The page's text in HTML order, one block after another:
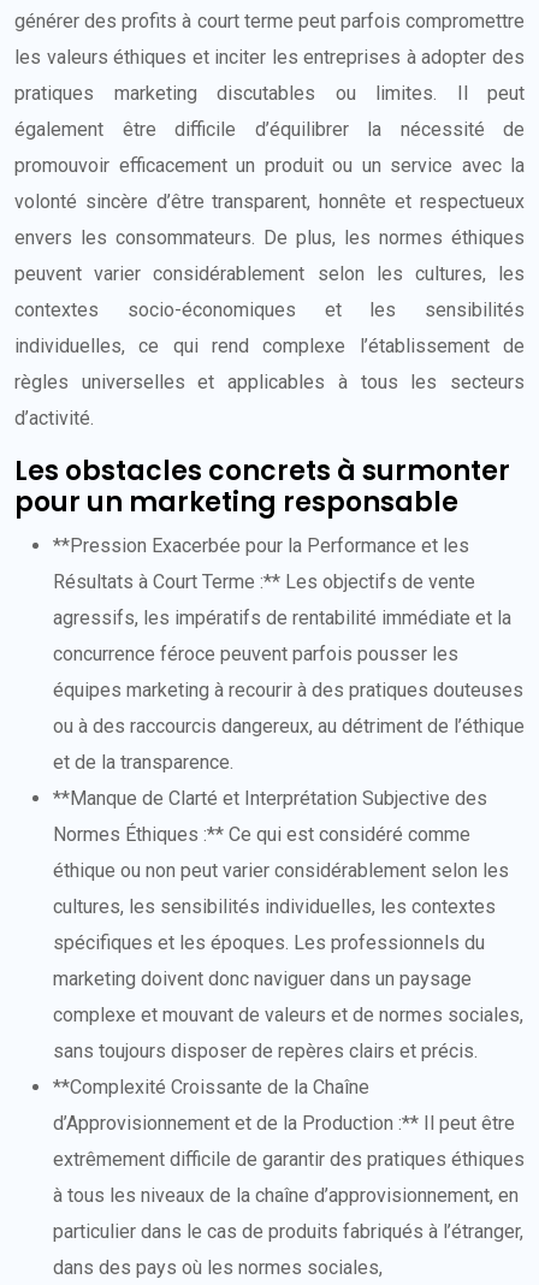
générer des profits à court terme peut parfois compromettre
les valeurs éthiques et inciter les entreprises à adopter des
pratiques marketing discutables ou limites. Il peut
également être difficile d’équilibrer la nécessité de
promouvoir efficacement un produit ou un service avec la
volonté sincère d’être transparent, honnête et respectueux
envers les consommateurs. De plus, les normes éthiques
peuvent varier considérablement selon les cultures, les
contextes socio-économiques et les sensibilités
individuelles, ce qui rend complexe l’établissement de
règles universelles et applicables à tous les secteurs
d’activité.
Les obstacles concrets à surmonter
pour un marketing responsable
**Pression Exacerbée pour la Performance et les
Résultats à Court Terme :** Les objectifs de vente
agressifs, les impératifs de rentabilité immédiate et la
concurrence féroce peuvent parfois pousser les
équipes marketing à recourir à des pratiques douteuses
ou à des raccourcis dangereux, au détriment de l’éthique
et de la transparence.
**Manque de Clarté et Interprétation Subjective des
Normes Éthiques :** Ce qui est considéré comme
éthique ou non peut varier considérablement selon les
cultures, les sensibilités individuelles, les contextes
spécifiques et les époques. Les professionnels du
marketing doivent donc naviguer dans un paysage
complexe et mouvant de valeurs et de normes sociales,
sans toujours disposer de repères clairs et précis.
**Complexité Croissante de la Chaîne
d’Approvisionnement et de la Production :** Il peut être
extrêmement difficile de garantir des pratiques éthiques
à tous les niveaux de la chaîne d’approvisionnement, en
particulier dans le cas de produits fabriqués à l’étranger,
dans des pays où les normes sociales,